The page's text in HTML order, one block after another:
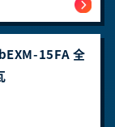
15FA 全